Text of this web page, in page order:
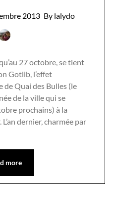
2013 By lalydo
27 octobre, se tient
Gotlib, l’effet
de Quai des Bulles (le
de la ville qui se
prochains) à la
dernier, charmée par
more